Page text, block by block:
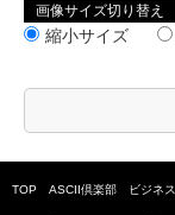
画像サイズ切り替え
縮小サイズ
TOP ASCII倶楽部 ビジネス